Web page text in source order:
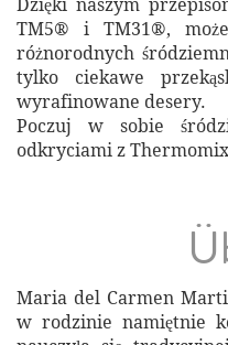
Dzięki naszym
TM5® i TM31®,
różnorodnych
tylko ciekawe
wyrafinowane desery.
Poczuj w sobie
odkryciami z
Maria del Carmen
w rodzinie namiętnie